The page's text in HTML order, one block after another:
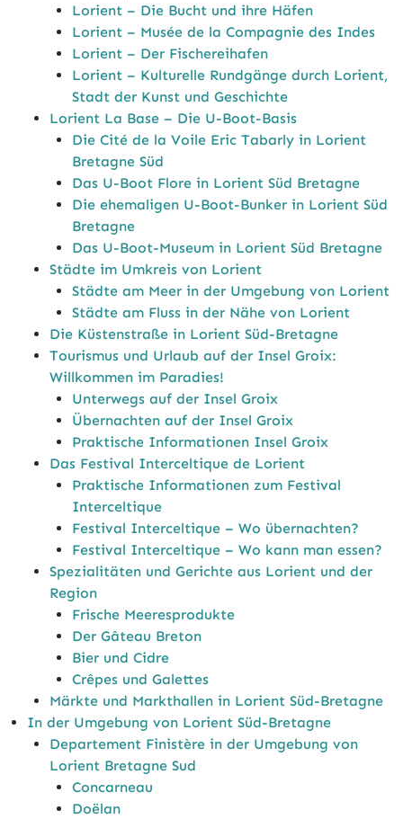
Lorient – Die Bucht und ihre Häfen
Lorient – Musée de la Compagnie des Indes
Lorient – Der Fischereihafen
Lorient – Kulturelle Rundgänge durch Lorient,
Stadt der Kunst und Geschichte
Lorient La Base – Die U-Boot-Basis
Die Cité de la Voile Eric Tabarly in Lorient
Bretagne Süd
Das U-Boot Flore in Lorient Süd Bretagne
Die ehemaligen U-Boot-Bunker in Lorient Süd
Bretagne
Das U-Boot-Museum in Lorient Süd Bretagne
Städte im Umkreis von Lorient
Städte am Meer in der Umgebung von Lorient
Städte am Fluss in der Nähe von Lorient
Die Küstenstraße in Lorient Süd-Bretagne
Tourismus und Urlaub auf der Insel Groix:
Willkommen im Paradies!
Unterwegs auf der Insel Groix
Übernachten auf der Insel Groix
Praktische Informationen Insel Groix
Das Festival Interceltique de Lorient
Praktische Informationen zum Festival
Interceltique
Festival Interceltique – Wo übernachten?
Festival Interceltique – Wo kann man essen?
Spezialitäten und Gerichte aus Lorient und der
Region
Frische Meeresprodukte
Der Gâteau Breton
Bier und Cidre
Crêpes und Galettes
Märkte und Markthallen in Lorient Süd-Bretagne
In der Umgebung von Lorient Süd-Bretagne
Departement Finistère in der Umgebung von
Lorient Bretagne Sud
Concarneau
Doëlan